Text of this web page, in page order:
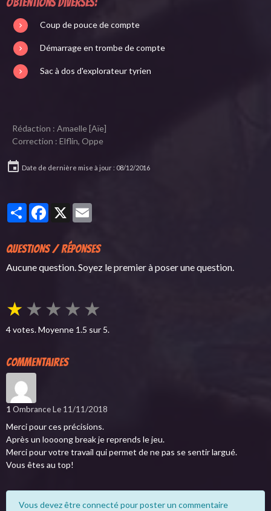
Coup de pouce de compte
Démarrage en trombe de compte
Sac à dos d'explorateur tyrien
Rédaction : Amaelle [Aïe]
Correction : Elflin, Oppe
Date de dernière mise à jour : 08/12/2016
PartagerFacebook
X
Questions / Réponses
Aucune question. Soyez le premier à poser une question.
★ ★ ★ ★ ★
4votes. Moyenne 1.5 sur 5.
Commentaires
1 OmbranceLe 11/11/2018
Merci pour ces précisions.
Après un loooong break je reprends le jeu.
Merci pour votre travail qui permet de ne pas se sentir largué.
Vous êtes au top!
Vous devez être connecté pour poster un commentaire